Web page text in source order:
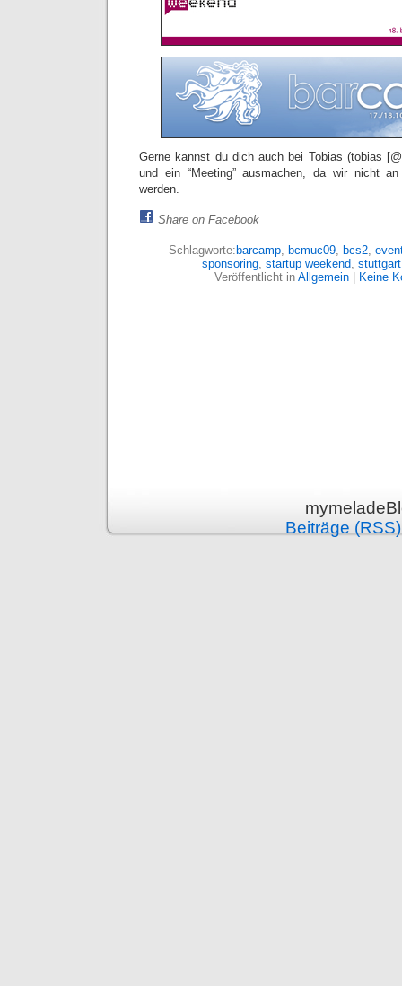
Gerne kannst du dich auch bei Tobias (tobias
und ein “Meeting” ausmachen, da wir nicht
werden.
Share on Facebook
Schlagworte: barcamp, bcmuc09, bcs2,
sponsoring, startup weekend, stuttgart
Veröffentlicht in Allgemein| Keine
Beiträge (RSS)